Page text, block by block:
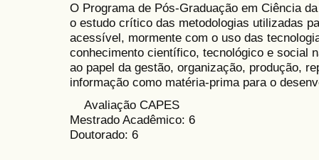
O Programa de Pós-Graduação em Ciência
o estudo crítico das metodologias utilizadas
acessível, mormente com o uso das
conhecimento científico, tecnológico e social
ao papel da gestão, organização, produção,
informação como matéria-prima para o
Avaliação CAPES
Mestrado Acadêmico: 6
Doutorado: 6